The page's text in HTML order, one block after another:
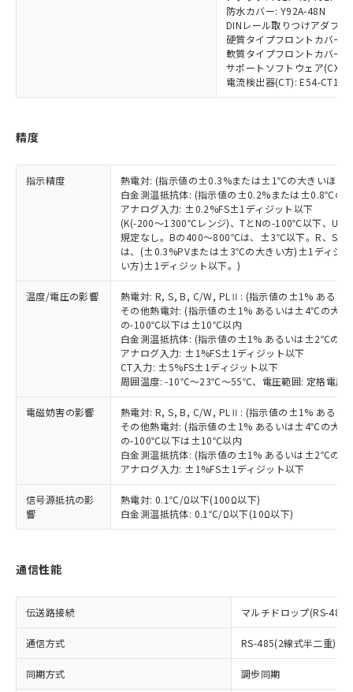
防水カバー: Y92A-48N
DINレール取りつけアダプタ
硬質タイプフロントカバー:
軟質タイプフロントカバー:
サポートソフトウェア(CX-
電流検出器(CT): E54-CT1/
精度
指示精度
熱電対: (指示値の±0.3%または±1℃の大きいほう
白金測温抵抗体: (指示値の±0.2%または±0.8℃の
アナログ入力: ±0.2%FS±1ディジット以下
(K(-200～1300℃レンジ)、TとNの-100℃以下、U
規定なし。Bの400～800℃は、±3℃以下。R、S
は、(±0.3%PVまたは±3℃の大きい方)±1ディジ
い方)±1ディジット以下。)
温度/電圧の影響
熱電対: R, S, B, C/W, PLⅡ: (指示値の±1% ある
その他熱電対: (指示値の±1% あるいは±4℃の大き
の-100℃以下は±10℃以内
白金測温抵抗体: (指示値の±1% あるいは±2℃の大
アナログ入力: ±1%FS±1ディジット以下
CT入力: ±5%FS±1ディジット以下
周囲温度: -10℃～23℃～55℃、電圧範囲: 定格電圧
電磁妨害の影響
熱電対: R, S, B, C/W, PLⅡ: (指示値の±1% ある
その他熱電対: (指示値の±1% あるいは±4℃の大き
の-100℃以下は±10℃以内
白金測温抵抗体: (指示値の±1% あるいは±2℃の大
アナログ入力: ±1%FS±1ディジット以下
信号源抵抗の影
響
熱電対: 0.1℃/Ω以下(100Ω以下)
白金測温抵抗体: 0.1℃/Ω以下(10Ω以下)
通信性能
伝送路接続 マルチドロップ(RS-485)
通信方式 RS-485(2線式半二重)
同期方式 調歩同期
以下の条件をお読みいただき、同意のうえ
本サービスは、当社制御機器事業取扱
当社制御機器事業取扱商品の中には、
本サービスの対象外となる商品もある
ことをご了承ください。
在庫状況および標準価格照会結果は、
記載している更新日時点での社内デー
タに基づき作成されるものであり、閲
覧された時点での実際の在庫および標
準価格とは異なる場合があることをご
了承ください。
正式な納期状況および標準価格はお客
様のお取引先、またはお客様担当のオ
ムロン制御機器販売店・当社販売員に
ご相談ください。
オムロン制御機器販売店や当社販売拠
点は「販売ネットワーク
」をご確認
ください。
在庫状況および標準価格結果を当社の
事前の承諾なく第三者に漏洩または開
示しないようお願いします。
マイパーツ機能（部品リスト作成サー
ビス）をご利用いただくには、I-Web
メンバーズにご登録されている必要が
あります。
品・サービスに関するお客様との取
引・商談に必要な範囲で利用すること
"個人情報
の「1.共同利
用者の範囲」に記載されている法人を
有に対応した製品に切り替える予定のある
対応予定なし：EU RoHS指令（10物質）の
非含有に非対応の商品で、対応品を出す予
調査・確認中：EU RoHS指令（10物質）の
仕入先様の事情により、非含有部品として
いたものが、含有品と判明した場合などや
むを得ず変更することがあります。
*EU RoHS指令（10物質）：
鉛(Pb) 1000ppm以下、 水銀(Hg) 1000ppm以下、 カド
ミウム(Cd) 100ppm以下、
六価クロム(Cr(Ⅵ)) 1000ppm以下、ポリ臭化ビフェニル
類(PBB) 1000ppm以下、ポリ臭化ジフェニルエーテル類
(PBDE) 1000ppm以下、フタル酸ビス(2-エチルヘキシ
ル) (DEHP)(別名：DOP) 1000ppm以下、フタル酸ブチ
ルベンジル（BBP） 1000ppm以下、フタル酸ジブチル
（DBP） 1000ppm以下、フタル酸ジイソブチル
(DIBP) 1000ppm以下
但し、RoHS指令で産業用監視および制御機器に対する
適用除外項目は除く。
フタル酸エステル類の４物質については閾値を超える意
図的な使用がないことを確認しています。
※2 対応予定月
部品在庫の切り替え状況などにより、予定
月が前後することがあります。
とができます。
EU RoHS指令（10物質）の非含有証明書
51物質の非含有証明書（当社基準）
※本証明書は発行日時点で非含有を証明す
「×」：最大均質材料含有率が中国RoHSの
基準値を超えていることを示します。
「－」：未確認です。当社販売部門へお問
い合わせください。
*中国RoHS10物質の基準値 (GB/T26572)：
Pb(鉛) :1000ppm、 Hg(水銀) : 1000ppm、 Cd(カドミウ
ム) : 100ppm、
Cr(Ⅵ)(六価クロム) : 1000ppm、 PBBs(ポリ臭化ビフェ
ニル類) : 1000ppm、 PBDEs(ポリ臭化ジフェニルエーテ
ル類) : 1000ppm、
DBP(フタル酸ジブチル) : 1000ppm、 DIBP(フタル酸ジ
イソブチル) : 1000ppm、 BBP(フタル酸ブチルベンジ
ル) : 1000ppm、
DEHP(フタル酸ビス(2-エチルヘキシル)) : 1000ppm
※2 環境保護使用期限
「ｅ」：有害物質（10物質）のすべてが基
準値以下であることを示します。
「10」：通常の使用状況下において有害物
質が外部に漏えいし、環境に深刻な影響を
及ぼさない年数を意味します。
「－」：未確認です。当社販売部門へお問
当社は、これら貴社製品のうち、外国
為替および外国貿易法に定める商品
（以下｢規制貨物等」という）を輸出
または国外への提供する場合は、日本
国政府の輸出許可(または役務取引許
可)を取得するなどの必要な手続きを
とります。
当社は規制貨物を破棄する場合は、完
全に破砕するなど、違法に輸出されな
いよう必要な手段を講じます。
当社は貴社製品を、核兵器、ミサイ
ル、化学兵器、生物兵器またはその他
武器並びにこれらの製造装置等に一切
使用いたしません。
当社は、貴社製品を第三者に販売する
場合は、上記1、2および3の内容を当
該第三者に通知します。また当社は、
販売先および販売に係わる関係者が違
法に輸出するおそれがある場合は、取
り引きをいたしません。
キャンセル
説明
○ 一定数以上の在庫あり
一定数には満たないが在庫あり
在庫なし(最新の在庫状況につ
いては、お客様のお取引先、ま
たはお客様担当のオムロン制御
機器販売店・当社販売員にご確
認ください)
白
受注生産機種、また在庫状況の
情報を公開していない機種